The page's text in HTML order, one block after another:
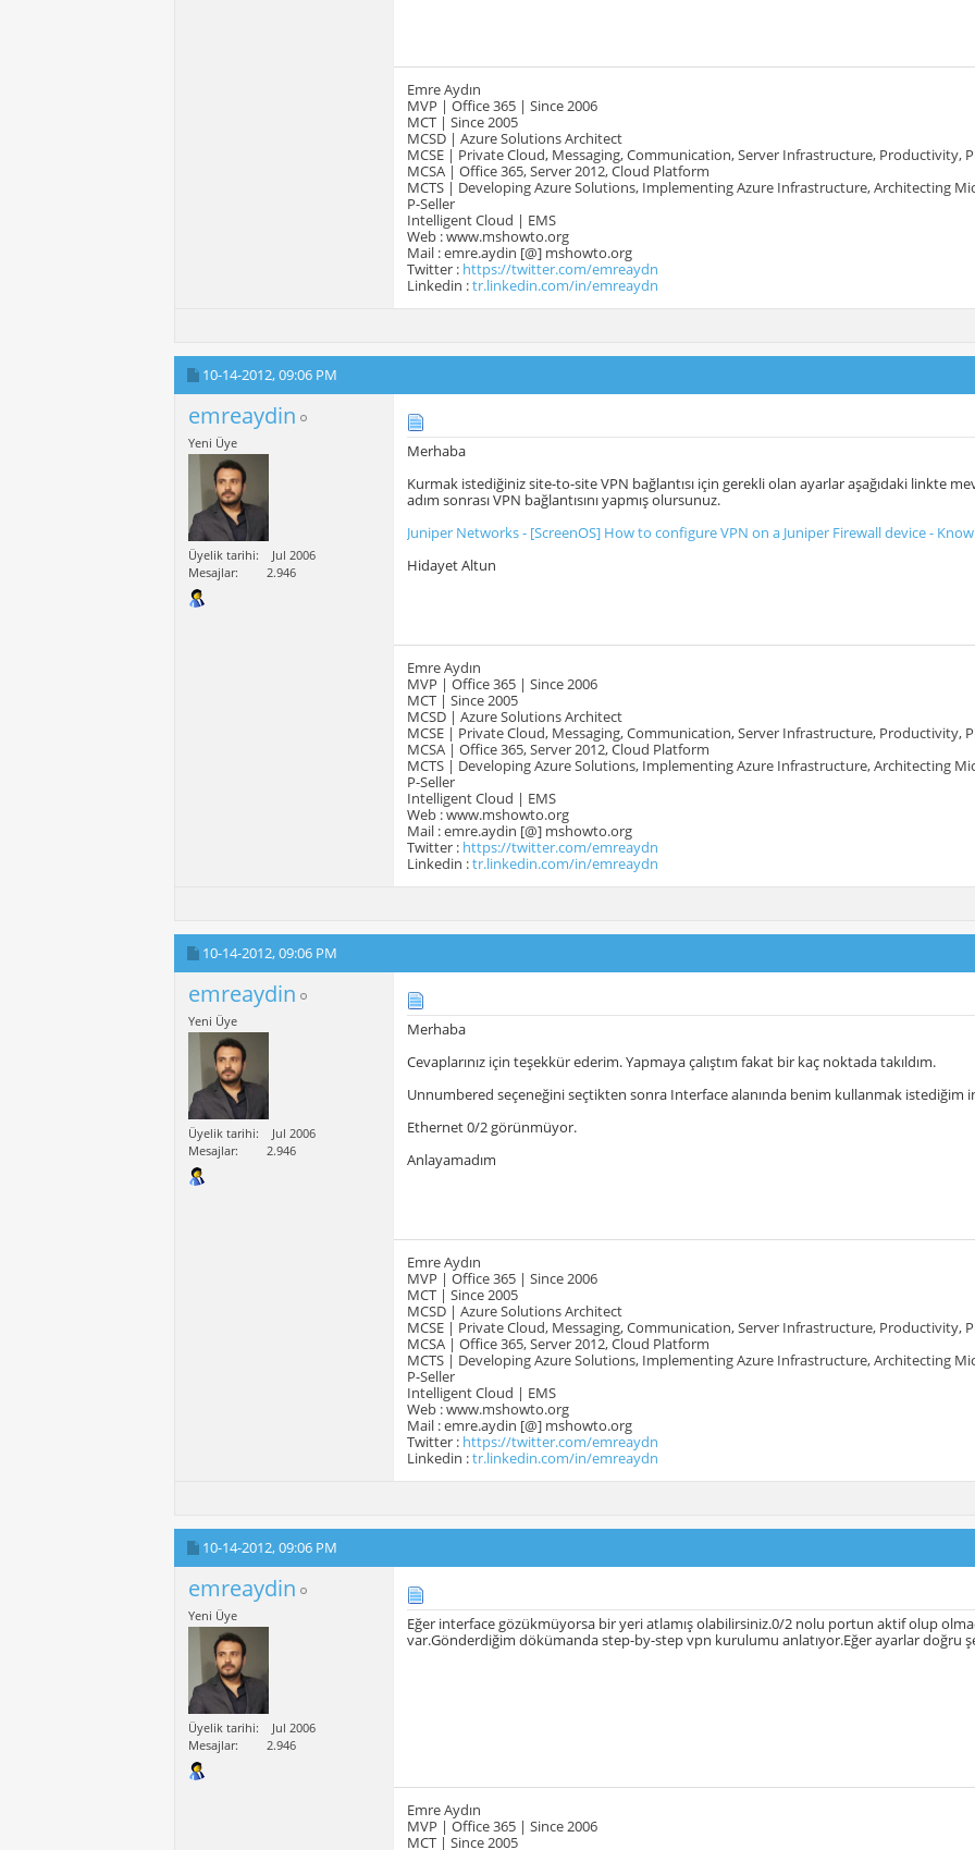
Emre Aydın
MVP | Office 365 | Since 2006
MCT | Since 2005
MCSD | Azure Solutions Architect
MCSE | Private Cloud, Messaging, Communication, Server Infrastructure, Productivity,
MCSA | Office 365, Server 2012, Cloud Platform
MCTS | Developing Azure Solutions, Implementing Azure Infrastructure, Architecting
P-Seller
Intelligent Cloud | EMS
Web : www.mshowto.org
Mail : emre.aydin [@] mshowto.org
Twitter : https://twitter.com/emreaydn
Linkedin :tr.linkedin.com/in/emreaydn
10-14-2012,09:06 PM
emreaydin
Yeni Üye
Üyelik tarihi
Jul 2006
Mesajlar
2.946
Merhaba
Kurmak istediğiniz site-to-site VPN bağlantısı için gerekli olan ayarlar aşağıdaki linkte
adım sonrası VPN bağlantısını yapmış olursunuz.
Juniper Networks - [ScreenOS] How to configure VPN on a Juniper Firewall device -
Hidayet Altun
Emre Aydın
MVP | Office 365 | Since 2006
MCT | Since 2005
MCSD | Azure Solutions Architect
MCSE | Private Cloud, Messaging, Communication, Server Infrastructure, Productivity,
MCSA | Office 365, Server 2012, Cloud Platform
MCTS | Developing Azure Solutions, Implementing Azure Infrastructure, Architecting
P-Seller
Intelligent Cloud | EMS
Web : www.mshowto.org
Mail : emre.aydin [@] mshowto.org
Twitter : https://twitter.com/emreaydn
Linkedin :tr.linkedin.com/in/emreaydn
10-14-2012,09:06 PM
emreaydin
Yeni Üye
Üyelik tarihi
Jul 2006
Mesajlar
2.946
Merhaba
Cevaplarınız için teşekkür ederim. Yapmaya çalıştım fakat bir kaç noktada takıldım.
Unnumbered seçeneğini seçtikten sonra Interface alanında benim kullanmak istediğim
Ethernet 0/2 görünmüyor.
Anlayamadım
Emre Aydın
MVP | Office 365 | Since 2006
MCT | Since 2005
MCSD | Azure Solutions Architect
MCSE | Private Cloud, Messaging, Communication, Server Infrastructure, Productivity,
MCSA | Office 365, Server 2012, Cloud Platform
MCTS | Developing Azure Solutions, Implementing Azure Infrastructure, Architecting
P-Seller
Intelligent Cloud | EMS
Web : www.mshowto.org
Mail : emre.aydin [@] mshowto.org
Twitter : https://twitter.com/emreaydn
Linkedin :tr.linkedin.com/in/emreaydn
10-14-2012,09:06 PM
emreaydin
Yeni Üye
Üyelik tarihi
Jul 2006
Mesajlar
2.946
Eğer interface gözükmüyorsa bir yeri atlamış olabilirsiniz.0/2 nolu portun aktif olup
var.Gönderdiğim dökümanda step-by-step vpn kurulumu anlatıyor.Eğer ayarlar doğru
Emre Aydın
MVP | Office 365 | Since 2006
MCT | Since 2005